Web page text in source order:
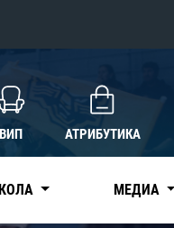
ВИП АТРИБУТИКА
МЕДИА